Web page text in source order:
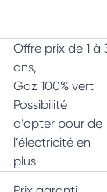
Offre prix de 1 à
ans,
Gaz 100% vert
Possibilité
d’opter pour de
l’électricité en
plus